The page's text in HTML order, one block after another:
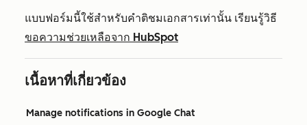
แบบฟอร์มนี้ใช้สำหรับคำติชมเอกสารเท่านั้น เรียนรู้วิธี
ขอความช่วยเหลือจาก HubSpot
เนื้อหาที่เกี่ยวข้อง
Manage notifications in Google Chat